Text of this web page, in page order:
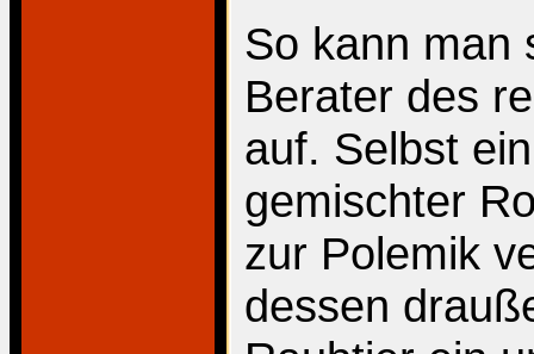
So kann man
Berater des
auf. Selbst
gemischter
zur Polemik
dessen